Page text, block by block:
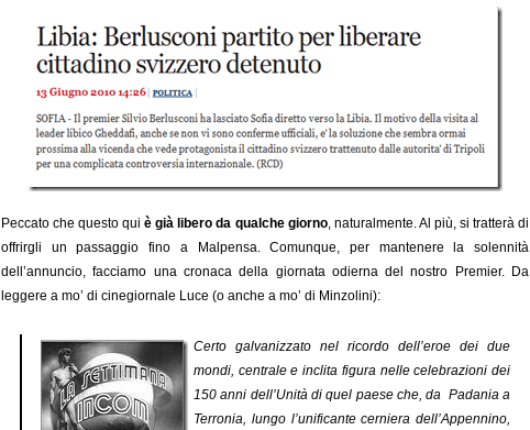
Peccato che questo quiè già libero da qualche giorno, naturalmente. Al più, si tratterà di
offrirgli un passaggio fino a Malpensa. Comunque, per mantenere la solennità
dell’annuncio, facciamo una cronaca della giornata odierna del nostro Premier. Da
leggere a mo’ di cinegiornale Luce (o anche a mo’ di Minzolini):
Certo galvanizzato nel ricordo dell’eroe dei due
mondi, centrale e inclita figura nelle celebrazioni dei
150 anni dell’Unità di quel paese che, da Padania a
Terronia, lungo l’unificante cerniera dell’Appennino,